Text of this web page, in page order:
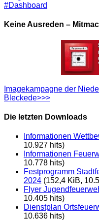
#Dashboard
Keine Ausreden –
Imagekampagne der
Bleckede>>>
Die letzten Downloads
Informationen
10.927 hits)
Informationen
10.778 hits)
Festprogramm
2024 (152,4 KiB,
Flyer
10.405 hits)
Dienstplan
10.636 hits)